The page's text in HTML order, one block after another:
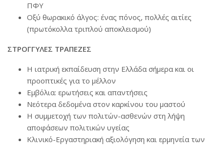
ΠΦΥ
Οξύ θωρακικό άλγος: ένας πόνος, πολλές αιτίες
(πρωτόκολλα τριπλού αποκλεισμού)
ΣΤΡΟΓΓΥΛΕΣ ΤΡΑΠΕΖΕΣ
Η ιατρική εκπαίδευση στην Ελλάδα σήμερα και οι
προοπτικές για το μέλλον
Εμβόλια: ερωτήσεις και απαντήσεις
Νεότερα δεδομένα στον καρκίνου του μαστού
Η συμμετοχή των πολιτών-ασθενών στη λήψη
αποφάσεων πολιτικών υγείας
Κλινικό-Εργαστηριακή αξιολόγηση και ερμηνεία των